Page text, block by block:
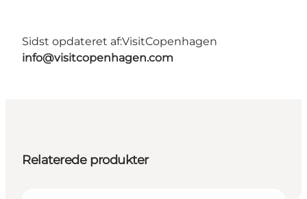
Sidst opdateret af:VisitCopenhagen
info@visitcopenhagen.com
Relaterede produkter